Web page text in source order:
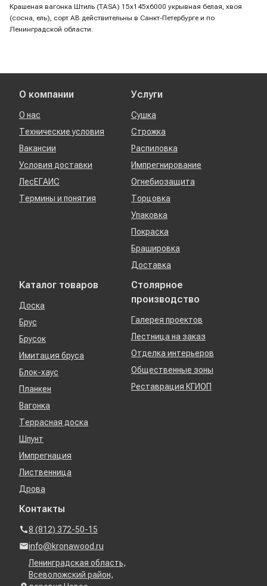
Крашеная вагонка Штиль (TASA) 15х145х6000 укрывная белая, хвоя
(сосна, ель), сорт АВ действительны в Санкт-Петербурге и по
Ленинградской области.
О компании
О нас
Технические условия
Вакансии
Условия доставки
ЛесЕГАИС
Термины и понятия
Услуги
Сушка
Строжка
Распиловка
Импрегнирование
Огнебиозащита
Торцовка
Упаковка
Покраска
Брашировка
Доставка
Каталог товаров
Доска
Брус
Брусок
Имитация бруса
Блок-хаус
Планкен
Вагонка
Террасная доска
Шпунт
Импрегнация
Лиственница
Дрова
Столярное
производство
Галерея проектов
Лестница на заказ
Отделка интерьеров
Общественные зоны
Реставрация КГИОП
Контакты
8 (812) 372-50-15
info@kronawood.ru
Ленинградская область,
Всеволожский район,